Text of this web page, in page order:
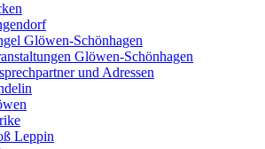
Glöwen-Schönhagen
Glöwen-Schönhagen
und Adressen
Leppin